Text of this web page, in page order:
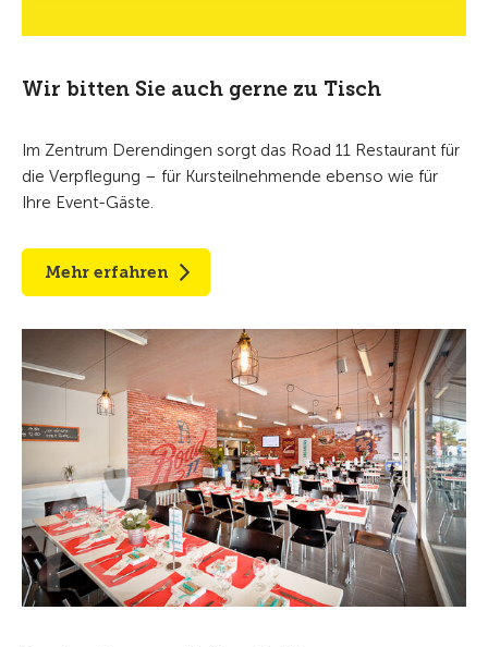
Wir bitten Sie auch gerne zu Tisch
Im Zentrum Derendingen sorgt das Road 11 Restaurant für
die Verpflegung – für Kursteilnehmende ebenso wie für
Ihre Event-Gäste.
Mehr erfahren